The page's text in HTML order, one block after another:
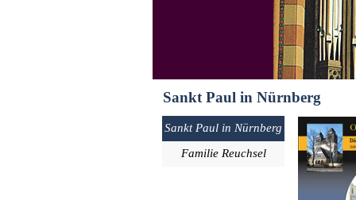
Sankt Paul in Nürnberg
Menü überspringen
Sankt Paul in Nürnberg
Familie Reuchsel
▼